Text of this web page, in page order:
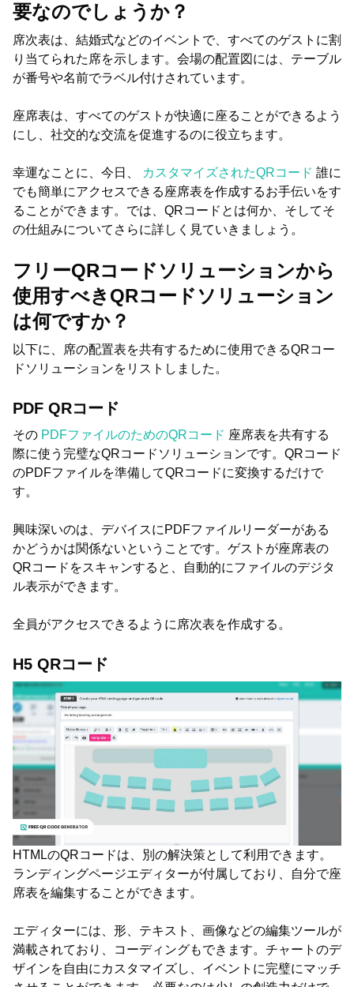
要なのでしょうか？
席次表は、結婚式などのイベントで、すべてのゲストに割
り当てられた席を示します。会場の配置図には、テーブル
が番号や名前でラベル付けされています。
座席表は、すべてのゲストが快適に座ることができるよう
にし、社交的な交流を促進するのに役立ちます。
幸運なことに、今日、 カスタマイズされたQRコード 誰に
でも簡単にアクセスできる座席表を作成するお手伝いをす
ることができます。では、QRコードとは何か、そしてそ
の仕組みについてさらに詳しく見ていきましょう。
フリーQRコードソリューションから
使用すべきQRコードソリューション
は何ですか？
以下に、席の配置表を共有するために使用できるQRコー
ドソリューションをリストしました。
PDF QRコード
その PDFファイルのためのQRコード 座席表を共有する
際に使う完璧なQRコードソリューションです。QRコード
のPDFファイルを準備してQRコードに変換するだけで
す。
興味深いのは、デバイスにPDFファイルリーダーがある
かどうかは関係ないということです。ゲストが座席表の
QRコードをスキャンすると、自動的にファイルのデジタ
ル表示ができます。
全員がアクセスできるように席次表を作成する。
H5 QRコード
HTMLのQRコードは、別の解決策として利用できます。
ランディングページエディターが付属しており、自分で座
席表を編集することができます。
エディターには、形、テキスト、画像などの編集ツールが
満載されており、コーディングもできます。チャートのデ
ザインを自由にカスタマイズし、イベントに完璧にマッチ